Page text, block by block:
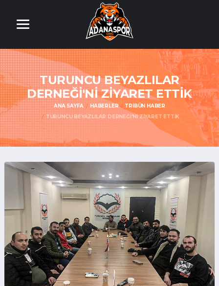
TURUNCU BEYAZLILAR
DERNEĞİ'Nİ ZİYARET ETTİK
ANA SAYFA HABERLER
TRIBÜN HABER
TURUNCU BEYAZLILAR DERNEĞİ'Nİ ZİYARET ETTİK